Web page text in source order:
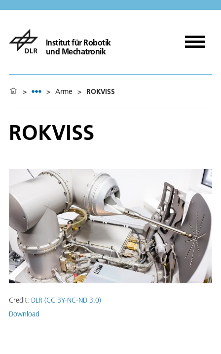
Institut für Robotik
und Mechatronik
> > Arme > ROKVISS
ROKVISS
Credit: DLR (CC BY-NC-ND 3.0)
Download